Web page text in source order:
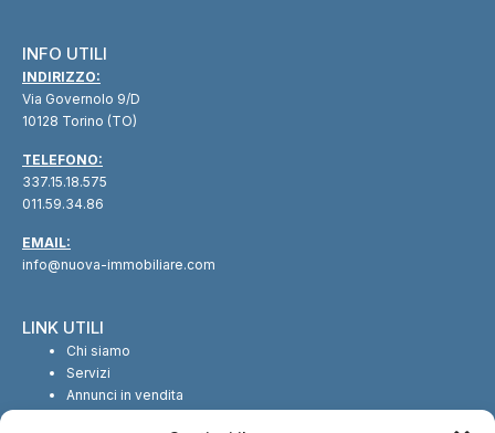
INFO UTILI
INDIRIZZO:
Via Governolo 9/D
10128 Torino (TO)
TELEFONO:
337.15.18.575
011.59.34.86
EMAIL:
info@nuova-immobiliare.com
LINK UTILI
Chi siamo
Servizi
Annunci in vendita